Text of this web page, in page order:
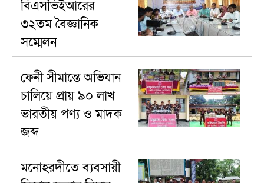
বিএসভিইআরের
৩২তম বৈজ্ঞানিক
সম্মেলন
ফেনী সীমান্তে অভিযান
চালিয়ে প্রায় ৯০ লাখ
ভারতীয় পণ্য ও মাদক
জব্দ
মনোহরদীতে ব্যবসায়ী